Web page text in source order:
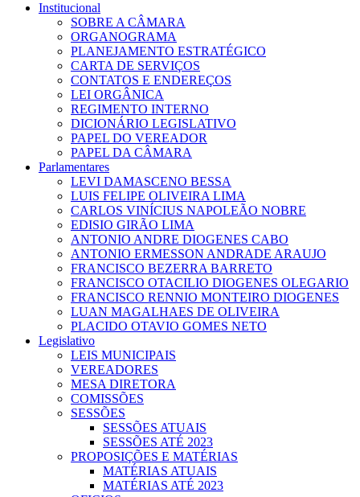
Institucional
SOBRE A CÂMARA
ORGANOGRAMA
PLANEJAMENTO ESTRATÉGICO
CARTA DE SERVIÇOS
CONTATOS E ENDEREÇOS
LEI ORGÂNICA
REGIMENTO INTERNO
DICIONÁRIO LEGISLATIVO
PAPEL DO VEREADOR
PAPEL DA CÂMARA
Parlamentares
LEVI DAMASCENO BESSA
LUIS FELIPE OLIVEIRA LIMA
CARLOS VINÍCIUS NAPOLEÃO NOBRE
EDISIO GIRÃO LIMA
ANTONIO ANDRE DIOGENES CABO
ANTONIO ERMESSON ANDRADE ARAUJO
FRANCISCO BEZERRA BARRETO
FRANCISCO OTACILIO DIOGENES OLEGARIO
FRANCISCO RENNIO MONTEIRO DIOGENES
LUAN MAGALHAES DE OLIVEIRA
PLACIDO OTAVIO GOMES NETO
Legislativo
LEIS MUNICIPAIS
VEREADORES
MESA DIRETORA
COMISSÕES
SESSÕES
SESSÕES ATUAIS
SESSÕES ATÉ 2023
PROPOSIÇÕES E MATÉRIAS
MATÉRIAS ATUAIS
MATÉRIAS ATÉ 2023